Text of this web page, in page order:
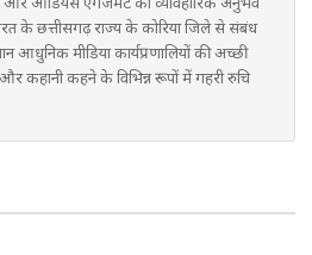
ऑडियंस एंगेजमेंट का व्यावहारिक अनुभव
के छत्तीसगढ़ राज्य के कोरिया जिले से संबंध
आधुनिक मीडिया कार्यप्रणालियों की अच्छी
कहानी कहने के विभिन्न रूपों में गहरी रुचि